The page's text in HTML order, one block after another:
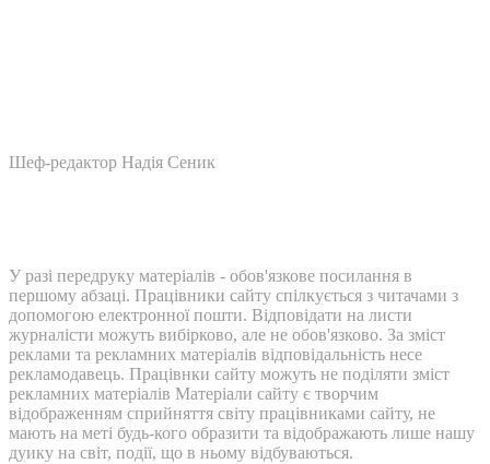
Шеф-редактор Надія Сеник
У разі передруку матеріалів - обов'язкове посилання в
першому абзаці. Працівники сайту спілкується з читачами з
допомогою електронної пошти. Відповідати на листи
журналісти можуть вибірково, але не обов'язково. За зміст
реклами та рекламних матеріалів відповідальність несе
рекламодавець. Працівнки сайту можуть не поділяти зміст
рекламних матеріалів Матеріали сайту є творчим
відображенням сприйняття світу працівниками сайту, не
мають на меті будь-кого образити та відображають лише нашу
дуику на світ, події, що в ньому відбуваються.